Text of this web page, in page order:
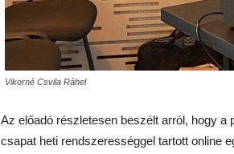
Vikorné Csvila Ráhel
Az előadó részletesen beszélt arról, hogy
csapat heti rendszerességgel tartott online